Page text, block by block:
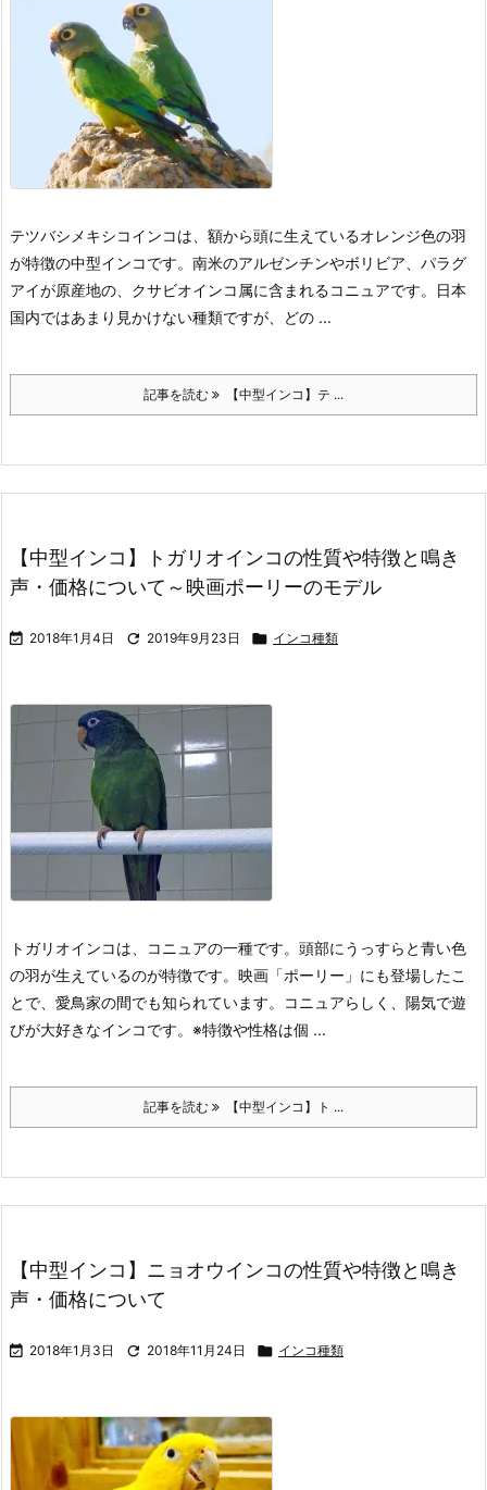
テツバシメキシコインコは、額から頭に生えているオレンジ色の羽
が特徴の中型インコです。 南米のアルゼンチンやボリビア、パラグ
アイが原産地の、クサビオインコ属に含まれるコニュアです。日本
国内ではあまり見かけない種類ですが、どの ...
記事を読む 【中型インコ】テ ...
【中型インコ】トガリオインコの性質や特徴と鳴き
声・価格について～映画ポーリーのモデル
 2018年1月4日  2019年9月23日  インコ種類
トガリオインコは、コニュアの一種です。頭部にうっすらと青い色
の羽が生えているのが特徴です。映画「ポーリー」にも登場したこ
とで、愛鳥家の間でも知られています。コニュアらしく、陽気で遊
びが大好きなインコです。 ※特徴や性格は個 ...
記事を読む 【中型インコ】ト ...
【中型インコ】ニョオウインコの性質や特徴と鳴き
声・価格について
 2018年1月3日  2018年11月24日  インコ種類